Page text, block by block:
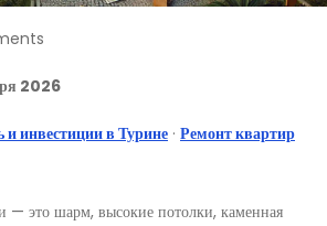
2026
инвестиции в Турине · Ремонт квартир
— это шарм, высокие потолки, каменная